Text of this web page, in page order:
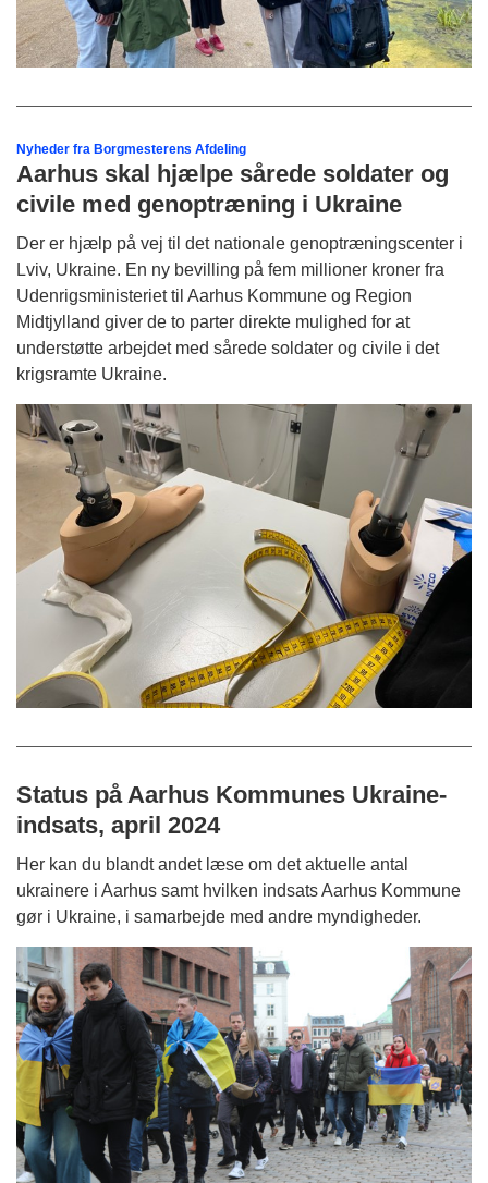
Nyheder fra Borgmesterens Afdeling
Aarhus skal hjælpe sårede soldater og
civile med genoptræning i Ukraine
Der er hjælp på vej til det nationale genoptræningscenter i
Lviv, Ukraine. En ny bevilling på fem millioner kroner fra
Udenrigsministeriet til Aarhus Kommune og Region
Midtjylland giver de to parter direkte mulighed for at
understøtte arbejdet med sårede soldater og civile i det
krigsramte Ukraine.
Status på Aarhus Kommunes Ukraine-
indsats, april 2024
Her kan du blandt andet læse om det aktuelle antal
ukrainere i Aarhus samt hvilken indsats Aarhus Kommune
gør i Ukraine, i samarbejde med andre myndigheder.